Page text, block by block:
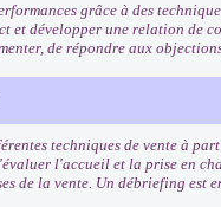
grâce à des
et développer une relation de
de répondre aux
techniques de vente à
l'accueil et la prise en
de la vente. Un débriefing est